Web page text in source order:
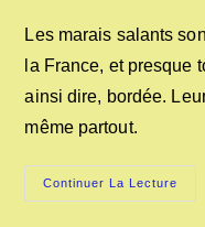
Les marais salants
la France, et presque
ainsi dire, bordée.
même partout.
Continuer La Lecture